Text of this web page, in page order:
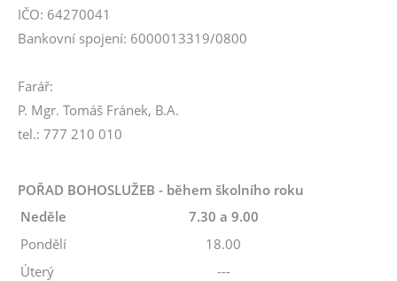
IČO: 64270041
Bankovní spojení: 6000013319/0800
Farář:
P. Mgr. Tomáš Fránek, B.A.
tel.: 777 210 010
POŘAD BOHOSLUŽEB - během školního roku
Neděle
7.30 a 9.00
Pondělí
18.00
Úterý
---